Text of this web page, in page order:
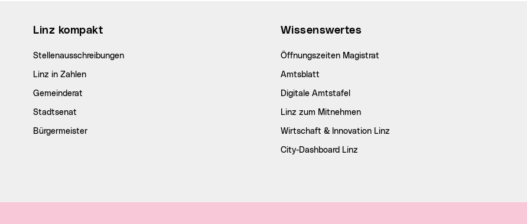
Linz kompakt
Stellenausschreibungen
Linz in Zahlen
Gemeinderat
Stadtsenat
Bürgermeister
Wissenswertes
Öffnungszeiten Magistrat
Amtsblatt
Digitale Amtstafel
Linz zum Mitnehmen
Wirtschaft & Innovation Linz
City-Dashboard Linz